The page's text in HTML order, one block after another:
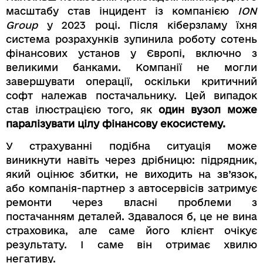
масштабу став інцидент із компанією
ION
Groupу 2023 році. Після кіберзламу їхня
система розрахунків зупинила роботу сотень
фінансових установ у Європі, включно з
великими банками. Компанії не могли
завершувати операції, оскільки критичний
софт належав постачальнику. Цей випадок
став ілюстрацією того, як один вузол може
паралізувати цілу фінансову екосистему.
У страхуванні подібна ситуація може
виникнути навіть через дрібницю: підрядник,
який оцінює збитки, не виходить на зв’язок,
або компанія-партнер з автосервісів затримує
ремонти через власні проблеми з
постачанням деталей. Здавалося б, це не вина
страховика, але саме його клієнт очікує
результату. І саме він отримає хвилю
негативу.